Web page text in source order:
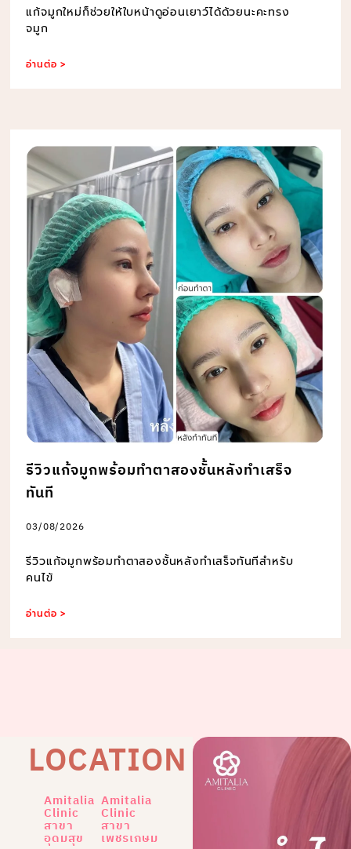
แก้จมูกใหม่ก็ช่วยให้ใบหน้าดูอ่อนเยาว์ได้ด้วยนะคะทรง
จมูก
อ่านต่อ >
รีวิวแก้จมูกพร้อมทำตาสองชั้นหลังทำเสร็จ
ทันที
03/08/2026
รีวิวแก้จมูกพร้อมทำตาสองชั้นหลังทำเสร็จทันทีสำหรับ
คนไข้
อ่านต่อ >
LOCATION
Amitalia
Clinic
สาขา
อุดมสุข
Amitalia
Clinic
สาขา
เพชรเกษม